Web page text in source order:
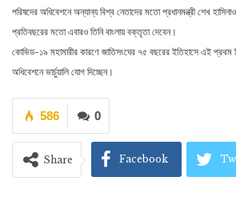
পরিষদের অধিবেশনে অন্যান্য বিশ্ব নেতাদের মতো প্রধানমন্ত্রী শেখ
প্রতিবছরের মতো এবারও তিনি বাংলায় বক্তৃতা দেবেন।
কোভিড-১৯ মহামারীর কারণে জাতিসংঘের ৭৫ বছরের ইতিহাসে এই প্রথম
অধিবেশনে ভার্চুয়ালি যোগ দিচ্ছেন।
0
586
Share Facebook